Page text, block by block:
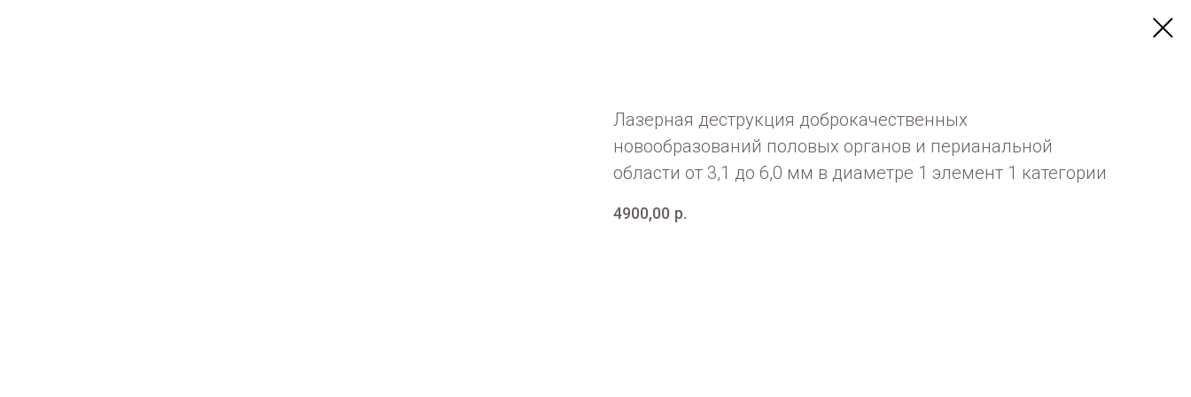
Лазерная деструкция доброкачественных
новообразований половых органов и перианальной
области от 3,1 до 6,0 мм в диаметре 1 элемент 1 категории
4900,00 р.